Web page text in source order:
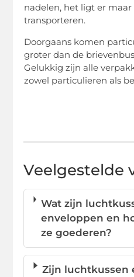
nadelen, het ligt er
transporteren.
Doorgaans komen
groter dan de
Gelukkig zijn alle
zowel particulieren als
Veelgestelde
Wat zijn
enveloppen en
ze goederen?
Zijn luchtkussen